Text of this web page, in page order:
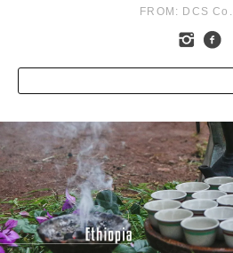
FROM: DCS